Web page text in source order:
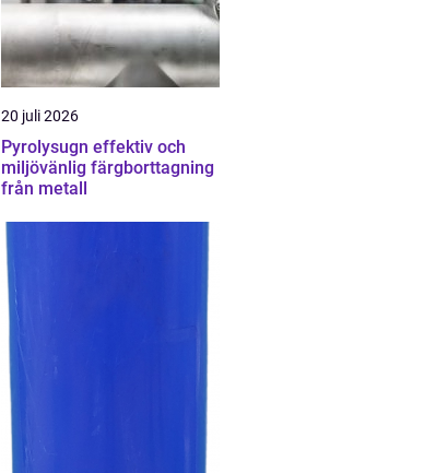
20 juli 2026
Pyrolysugn effektiv och
miljövänlig färgborttagning
från metall